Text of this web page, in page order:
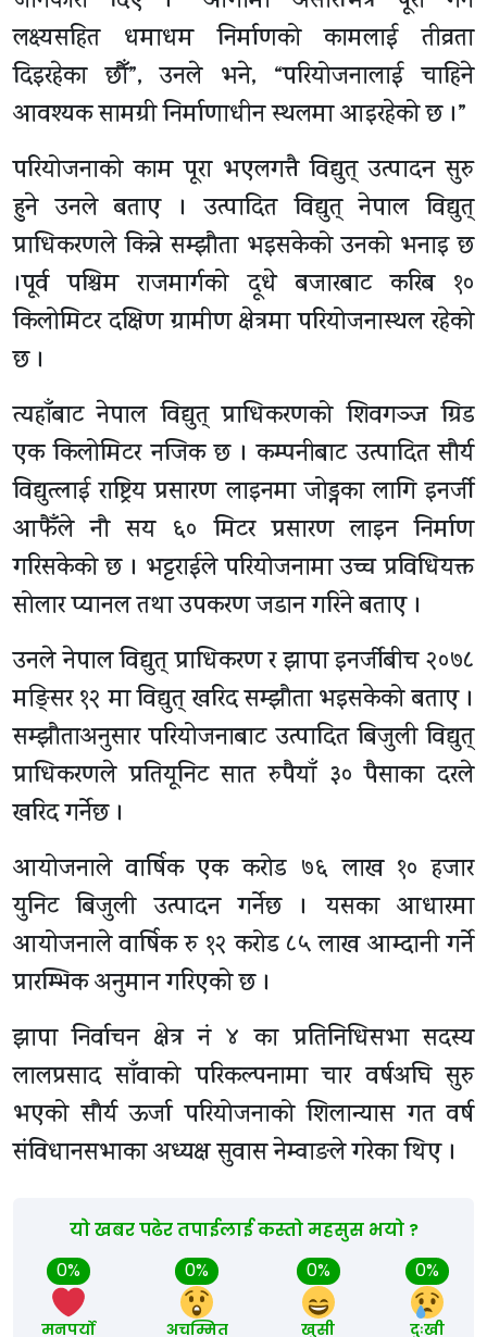
लक्ष्यसहित धमाधम निर्माणको कामलाई तीव्रता
दिइरहेका छौँ”, उनले भने, “परियोजनालाई चाहिने
आवश्यक सामग्री निर्माणाधीन स्थलमा आइरहेको छ ।”
परियोजनाको काम पूरा भएलगत्तै विद्युत् उत्पादन सुरु
हुने उनले बताए । उत्पादित विद्युत् नेपाल विद्युत्
प्राधिकरणले किन्ने सम्झौता भइसकेको उनको भनाइ छ
।पूर्व पश्चिम राजमार्गको दूधे बजारबाट करिब १०
किलोमिटर दक्षिण ग्रामीण क्षेत्रमा परियोजनास्थल रहेको
छ ।
त्यहाँबाट नेपाल विद्युत् प्राधिकरणको शिवगञ्ज ग्रिड
एक किलोमिटर नजिक छ । कम्पनीबाट उत्पादित सौर्य
विद्युत्लाई राष्ट्रिय प्रसारण लाइनमा जोड्नका लागि इनर्जी
आफैँले नौ सय ६० मिटर प्रसारण लाइन निर्माण
गरिसकेको छ । भट्टराईले परियोजनामा उच्च प्रविधियक्त
सोलार प्यानल तथा उपकरण जडान गरिने बताए ।
उनले नेपाल विद्युत् प्राधिकरण र झापा इनर्जीबीच २०७८
मङ्सिर १२ मा विद्युत् खरिद सम्झौता भइसकेको बताए ।
सम्झौताअनुसार परियोजनाबाट उत्पादित बिजुली विद्युत्
प्राधिकरणले प्रतियूनिट सात रुपैयाँ ३० पैसाका दरले
खरिद गर्नेछ ।
आयोजनाले वार्षिक एक करोड ७६ लाख १० हजार
युनिट बिजुली उत्पादन गर्नेछ । यसका आधारमा
आयोजनाले वार्षिक रु १२ करोड ८५ लाख आम्दानी गर्ने
प्रारम्भिक अनुमान गरिएको छ ।
झापा निर्वाचन क्षेत्र नं ४ का प्रतिनिधिसभा सदस्य
लालप्रसाद साँवाको परिकल्पनामा चार वर्षअघि सुरु
भएको सौर्य ऊर्जा परियोजनाको शिलान्यास गत वर्ष
संविधानसभाका अध्यक्ष सुवास नेम्वाङले गरेका थिए ।
यो खबर पढेर तपाईलाई कस्तो महसुस भयो ?
0%
मनपर्यो
0%
अचम्मित
0%
खुसी
0%
दुःखी